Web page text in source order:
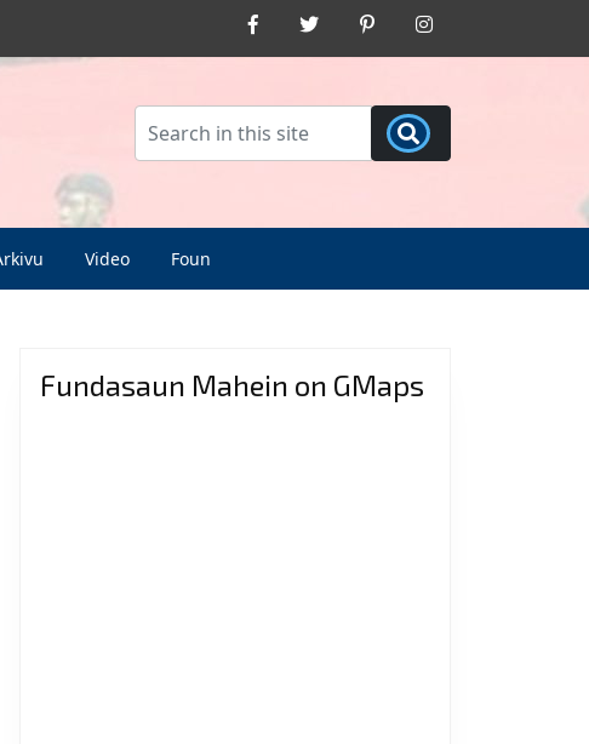
Facebook Twitter Pinterest
Video Foun
Fundasaun Mahein on GMaps